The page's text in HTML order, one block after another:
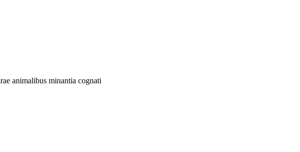
animalibus minantia cognati